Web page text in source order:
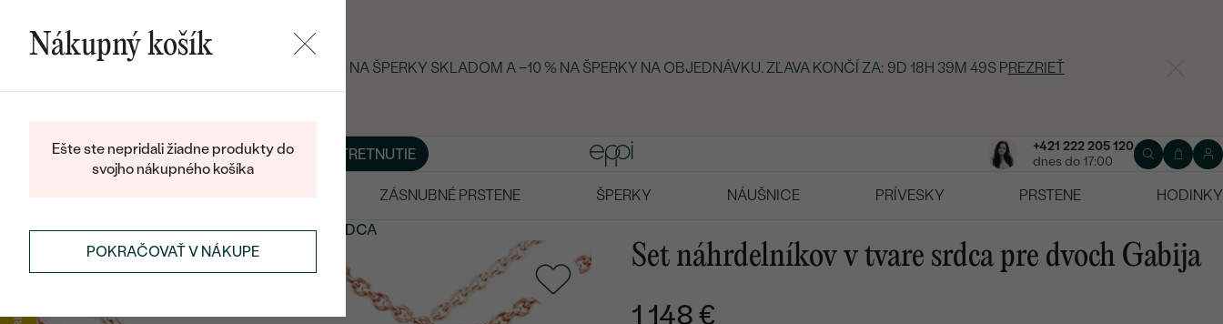
LETNÝ BLACK FRIDAY: −25 % NA ŠPERKY SKLADOM A −10 % NA ŠPERKY NA OBJEDNÁVKU. ZĽAVA KONČÍ ZA: 9D 18H 39M 48SPREZRIEŤ
BLOGŠPERKY NA MIERU DOHODNÚŤ STRETNUTIE
+421 222 205 120
dnes do 17:00
ZÁSNUBNÉ PRSTENE ŠPERKY NÁUŠNICE PRÍVESKY PRSTENE
HODINKY
ŠPERKYSYMBOLICKÉ ŠPERKYŠPERKY V TVARE SRDCA
Set náhrdelníkov v tvare srdca pre dvoch Gabija
1 148 €
Nákupný košík
Ešte ste nepridali žiadne produkty do
svojho nákupného košíka
POKRAČOVAŤ V NÁKUPE